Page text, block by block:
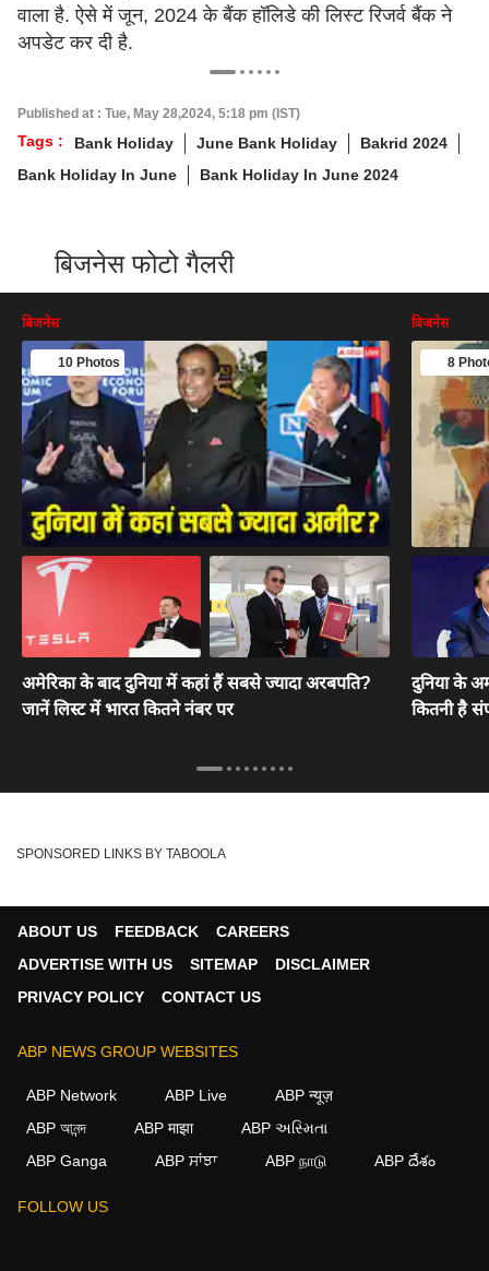
वाला है. ऐसे में जून, 2024 के बैंक हॉलिडे की लिस्ट रिजर्व बैंक ने
अपडेट कर दी है.
Published at : Tue, May 28,2024, 5:18 pm (IST)
Tags : Bank Holiday June Bank Holiday
Bakrid 2024
Bank Holiday In June
Bank Holiday In June 2024
बिजनेस फोटो गैलरी
बिजनेस
10 Photos
अमेरिका के बाद दुनिया में कहां हैं सबसे ज्यादा अरबपति?
जानें लिस्ट में भारत कितने नंबर पर
बिजनेस
8
दुनिया के
कितनी है
SPONSORED LINKS BY TABOOLA
ABOUT US FEEDBACK
CAREERS
ADVERTISE WITH US
SITEMAP
DISCLAIMER
PRIVACY POLICY
CONTACT US
ABP NEWS GROUP WEBSITES
ABP Network ABP Live
ABP न्यूज़
ABP আনন্দ
ABP माझा
ABP અસ્મિતા
ABP Ganga
ABP ਸਾਂਝਾ ABP நாடு ABP దేశం
FOLLOW US